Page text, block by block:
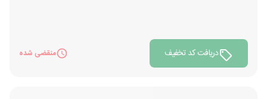
دریافت کد تخفیف منقضی شده